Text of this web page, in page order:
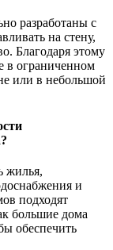
разработаны с
на стену,
Благодаря этому
в ограниченном
или в небольшой
жилья,
и
подходят
большие дома
обеспечить